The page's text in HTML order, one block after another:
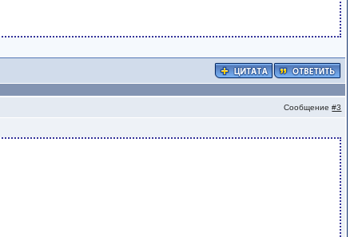
Сообщение#3